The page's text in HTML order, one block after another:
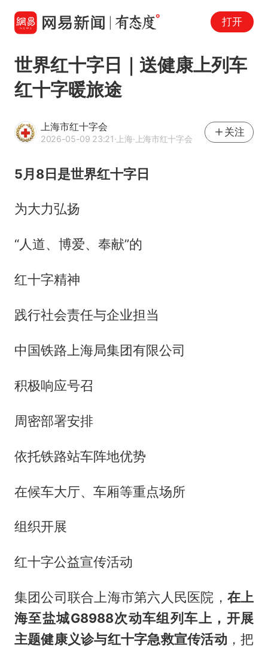
打开
世界红十字日｜送健康上列车
红十字暖旅途
上海市红十字会
2026-05-09 23:21·上海·上海市红十字会
关注
5月8日是世界红十字日
为大力弘扬
“人道、博爱、奉献”的
红十字精神
践行社会责任与企业担当
中国铁路上海局集团有限公司
积极响应号召
周密部署安排
依托铁路站车阵地优势
在候车大厅、车厢等重点场所
组织开展
红十字公益宣传活动
集团公司联合上海市第六人民医院， 在上
海至盐城G8988次动车组列车上，开展
主题健康义诊与红十字急救宣传活动 ，把